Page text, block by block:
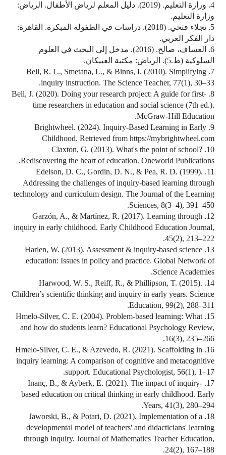
4. وزارة التعليم. (2019). دليل المعلم لرياض الأطفال. الرياض:
وزارة التعليم.
5. نجلاء فتحي. (2018). دراسات في الطفولة المبكرة. القاهرة:
دار الفكر العربي.
6. العساف، صالح. (2016). مدخل إلى البحث في العلوم
السلوكية (ط.5). الرياض: مكتبة العبيكان.
7. Bell, R. L., Smetana, L., & Binns, I. (2010). Simplifying
inquiry instruction. The Science Teacher, 77(1), 30–33.
8. Bell, J. (2020). Doing your research project: A guide for first-
time researchers in education and social science (7th ed.).
McGraw-Hill Education.
9. Brightwheel. (2024). Inquiry-Based Learning in Early
Childhood. Retrieved from https://mybrightwheel.com
10. Claxton, G. (2013). What's the point of school?
Rediscovering the heart of education. Oneworld Publications.
11. Edelson, D. C., Gordin, D. N., & Pea, R. D. (1999).
Addressing the challenges of inquiry-based learning through
technology and curriculum design. The Journal of the Learning
Sciences, 8(3–4), 391–450.
12. Garzón, A., & Martínez, R. (2017). Learning through
inquiry in early childhood. Early Childhood Education Journal,
45(2), 213–222.
13. Harlen, W. (2013). Assessment & inquiry-based science
education: Issues in policy and practice. Global Network of
Science Academies.
14. Harwood, W. S., Reiff, R., & Phillipson, T. (2015).
Children’s scientific thinking and inquiry in early years. Science
Education, 99(2), 288–311.
15. Hmelo-Silver, C. E. (2004). Problem-based learning: What
and how do students learn? Educational Psychology Review,
16(3), 235–266.
16. Hmelo-Silver, C. E., & Azevedo, R. (2021). Scaffolding in
inquiry learning: A comparison of cognitive and metacognitive
support. Educational Psychologist, 56(1), 1–17.
17. Inanç, B., & Ayberk, E. (2021). The impact of inquiry-
based education on critical thinking in early childhood. Early
Years, 41(3), 280–294.
18. Jaworski, B., & Potari, D. (2021). Implementation of a
developmental model of teachers' and didacticians' learning
through inquiry. Journal of Mathematics Teacher Education,
24(2), 167–188.